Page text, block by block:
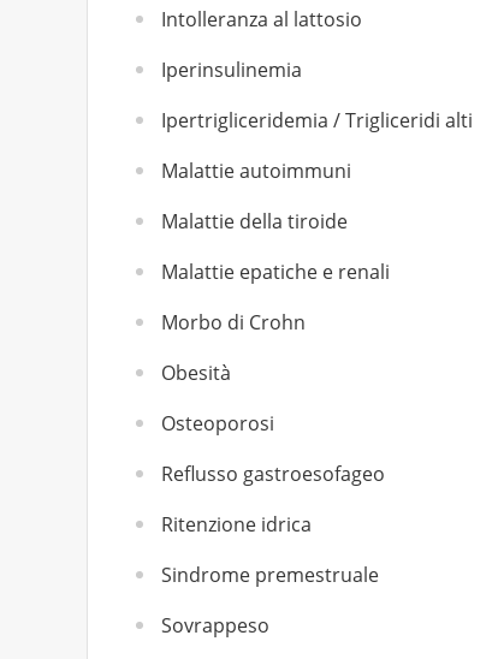
Intolleranza al lattosio
Iperinsulinemia
Ipertrigliceridemia / Trigliceridi alti
Malattie autoimmuni
Malattie della tiroide
Malattie epatiche e renali
Morbo di Crohn
Obesità
Osteoporosi
Reflusso gastroesofageo
Ritenzione idrica
Sindrome premestruale
Sovrappeso